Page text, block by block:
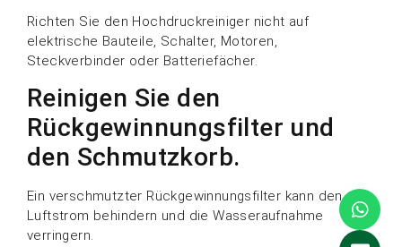
Richten Sie den Hochdruckreiniger nicht auf
elektrische Bauteile, Schalter, Motoren,
Steckverbinder oder Batteriefächer.
Reinigen Sie den
Rückgewinnungsfilter und
den Schmutzkorb.
Ein verschmutzter Rückgewinnungsfilter kann den
Luftstrom behindern und die Wasseraufnahme
verringern.